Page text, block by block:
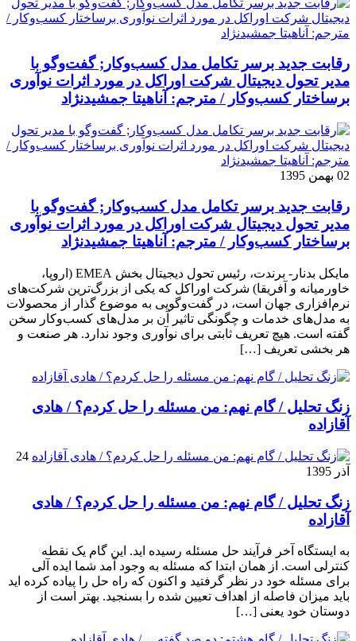
رقابت جدید برسر تکامل مدل کسب‌و‌کار; گفت‌وگو با
مدیر تحول دیجیتال شرکت اوراکل در مورد اثرات نوآوری
برساختار کسب‌وکار / مترجم: آناهیتا جمشیدنژاد
02 بهمن 1395
رقابت جدید برسر تکامل مدل کسب‌و‌کار; گفت‌وگو با
مدیر تحول دیجیتال شرکت اوراکل در مورد اثرات نوآوری
برساختار کسب‌وکار / مترجم: آناهیتا جمشیدنژاد
مایکل بدنار- برندت، رئیس تحول دیجیتال بخش EMEA (اروپا،
خاورمیانه و آفریقا) شرکت اوراکل که یکی از بزرگ‌ترین شرکت‌های
نرم‌افزاری جهان است، در گفت‌وگویی به موضوع گذار از محصولات
به مدل‌های خدمات و چگونگی تاثیر آن بر مدل‌های کسب‌و‌کار سخن
گفته است. هیچ تعریف ثابتی برای نوآوری وجود ندارد. هر صنعت و
هر بخشی تعریف […]
زنگ تحلیل / گام نهم: من مسئله را حل کردم؟ / هادی
آقازاده
24
آذر 1395
زنگ تحلیل / گام نهم: من مسئله را حل کردم؟ / هادی
آقازاده
به ایستگاه آخر فرآیند حل مسئله رسیده اید. این گام یک نقطه
کنترلی است. از همان ابتدا که مسئله به وجود آمد شما ایده آلی
برای مسئله خود در نظر گرفتید و اکنون که راه حل را پیاده کرده اید
باید میزان فاصله از اهداف تعیین شده را بسنجید. بهتر است از
دوستان خود یعنی […]